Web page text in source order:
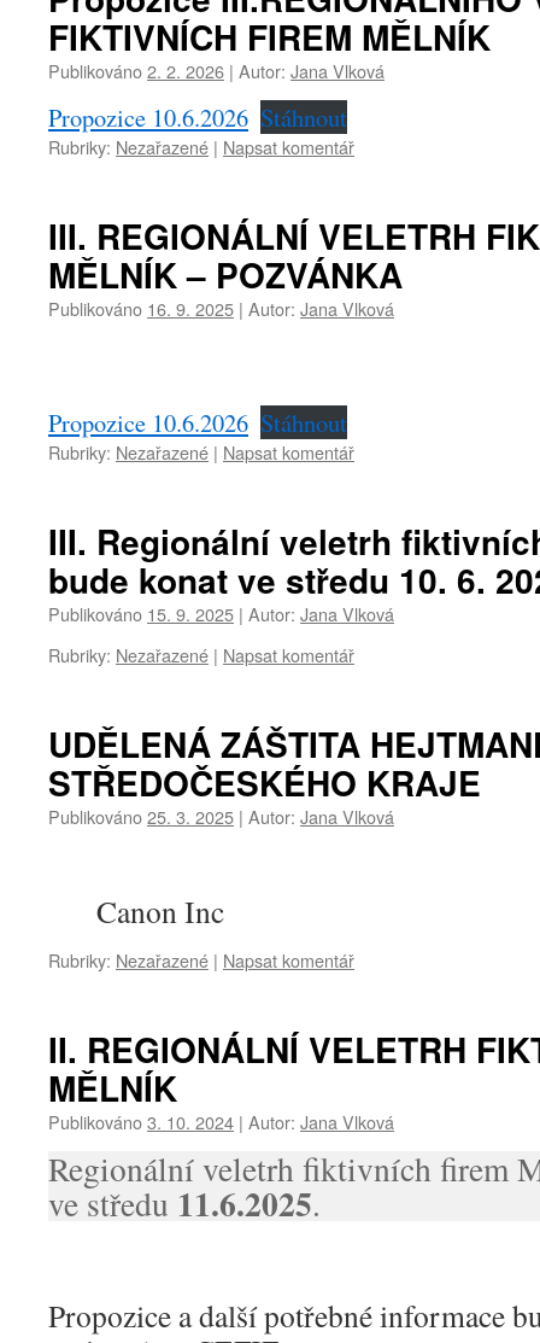
FIKTIVNÍCH FIREM MĚLNÍK
Publikováno2. 2. 2026 | Autor: Jana Vlková
Propozice 10.6.2026 Stáhnout
Rubriky: Nezařazené | Napsat komentář
III. REGIONÁLNÍ VELETRH
MĚLNÍK – POZVÁNKA
Publikováno 16. 9. 2025 | Autor: Jana Vlková
Propozice 10.6.2026 Stáhnout
Rubriky: Nezařazené | Napsat komentář
III. Regionální veletrh
bude konat ve středu 10. 6.
Publikováno 15. 9. 2025 | Autor: Jana Vlková
Rubriky: Nezařazené | Napsat komentář
UDĚLENÁ ZÁŠTITA
STŘEDOČESKÉHO KRAJE
Publikováno25. 3. 2025 | Autor: Jana Vlková
Canon Inc
Rubriky: Nezařazené | Napsat komentář
II. REGIONÁLNÍ VELETRH
MĚLNÍK
Publikováno3. 10. 2024 | Autor: Jana Vlková
Regionální veletrh fiktivních firem
ve středu 11.6.2025.
Propozice a další potřebné informace